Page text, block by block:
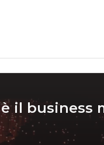
il business